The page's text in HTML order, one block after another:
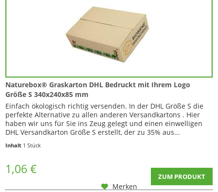
Naturebox® Graskarton DHL Bedruckt mit Ihrem Logo
Größe S 340x240x85 mm
Einfach ökologisch richtig versenden. In der DHL Größe S die
perfekte Alternative zu allen anderen Versandkartons . Hier
haben wir uns für Sie ins Zeug gelegt und einen einwelligen
DHL Versandkarton Größe S erstellt, der zu 35% aus...
Inhalt 1 Stück
1,06 € ZUM PRODUKT
Merken